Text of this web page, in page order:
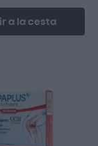
a la cesta